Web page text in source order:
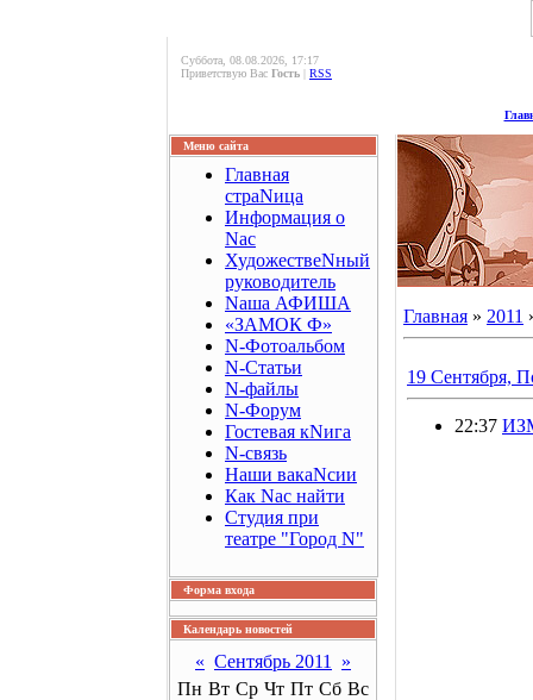
Суббота, 08.08.2026, 17:17
Приветствую Вас Гость | RSS
Меню сайта
Главная
страNица
Информация о
Nас
ХудожествеNный
руководитель
Nаша АФИША
«ЗАМОК Ф»
N-Фотоальбом
N-Статьи
N-файлы
N-Форум
Гостевая кNига
N-связь
Наши вакаNсии
Как Nас найти
Студия при
театре "Город N"
Форма входа
Календарь новостей
« Сентябрь 2011
»
Пн Вт Ср Чт Пт Сб Вс
Главная » 2011
19 Сентября,
22:37